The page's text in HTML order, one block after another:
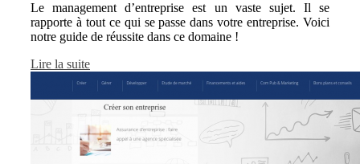
Le management d’entreprise est un vaste sujet. Il se
rapporte à tout ce qui se passe dans votre entreprise. Voici
notre guide de réussite dans ce domaine !
Lire la suite